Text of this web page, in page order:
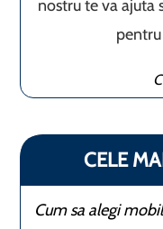
nostru te va ajuta
CELE
Cum sa alegi